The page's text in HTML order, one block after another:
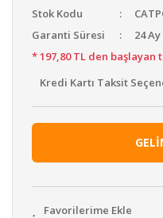
Stok Kodu
Garanti Süresi
24 Ay
* 197,80 TL den başlayan
Kredi Kartı Taksit